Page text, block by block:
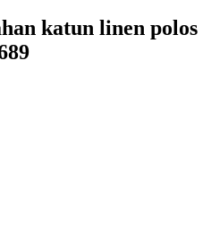
katun linen polos